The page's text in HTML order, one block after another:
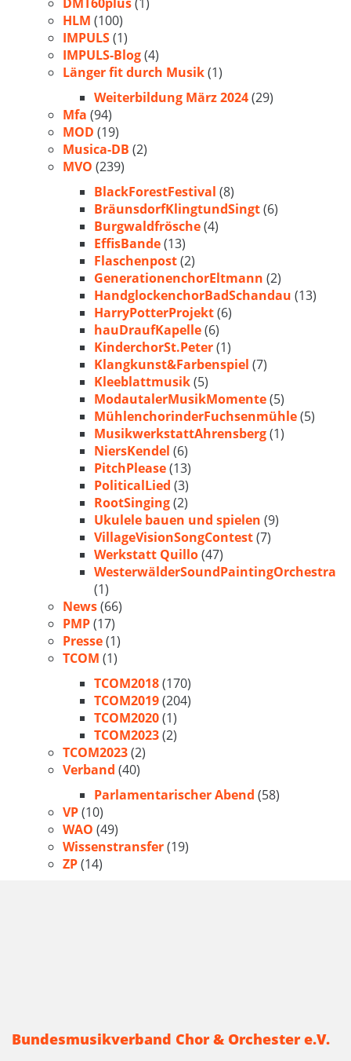
HLM (100)
IMPULS(1)
IMPULS-Blog(4)
Länger fit durch Musik(1)
Weiterbildung März 2024(29)
Mfa (94)
MOD (19)
Musica-DB (2)
MVO (239)
BlackForestFestival (8)
BräunsdorfKlingtundSingt(6)
Burgwaldfrösche(4)
EffisBande(13)
Flaschenpost(2)
GenerationenchorEltmann (2)
HandglockenchorBadSchandau (13)
HarryPotterProjekt(6)
hauDraufKapelle(6)
KinderchorSt.Peter(1)
Klangkunst&Farbenspiel (7)
Kleeblattmusik(5)
ModautalerMusikMomente(5)
MühlenchorinderFuchsenmühle(5)
MusikwerkstattAhrensberg(1)
NiersKendel (6)
PitchPlease(13)
PoliticalLied (3)
RootSinging(2)
Ukulele bauen und spielen (9)
VillageVisionSongContest(7)
Werkstatt Quillo(47)
WesterwälderSoundPaintingOrchestra
(1)
News(66)
PMP(17)
Presse(1)
TCOM (1)
TCOM2018(170)
TCOM2019(204)
TCOM2020(1)
TCOM2023(2)
TCOM2023(2)
Verband (40)
Parlamentarischer Abend (58)
VP(10)
WAO (49)
Wissenstransfer(19)
ZP(14)
Bundesmusikverband Chor & Orchester e.V.